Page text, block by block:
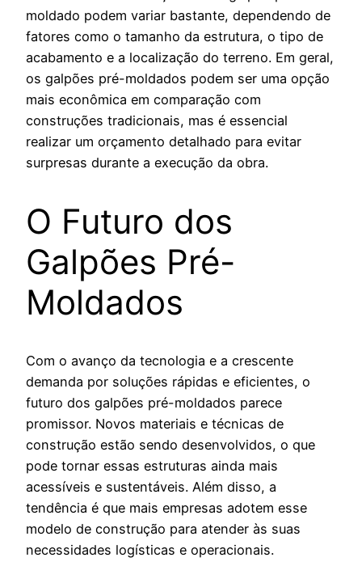
moldado podem variar bastante, dependendo de
fatores como o tamanho da estrutura, o tipo de
acabamento e a localização do terreno. Em geral,
os galpões pré-moldados podem ser uma opção
mais econômica em comparação com
construções tradicionais, mas é essencial
realizar um orçamento detalhado para evitar
surpresas durante a execução da obra.
O Futuro dos
Galpões Pré-
Moldados
Com o avanço da tecnologia e a crescente
demanda por soluções rápidas e eficientes, o
futuro dos galpões pré-moldados parece
promissor. Novos materiais e técnicas de
construção estão sendo desenvolvidos, o que
pode tornar essas estruturas ainda mais
acessíveis e sustentáveis. Além disso, a
tendência é que mais empresas adotem esse
modelo de construção para atender às suas
necessidades logísticas e operacionais.